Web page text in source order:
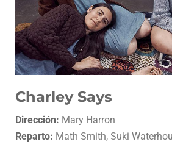
Charley Says
Dirección: Mary Harron
Reparto: Math Smith, Suki